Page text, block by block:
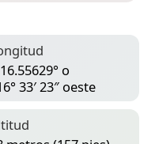
o
33′ 23″ oeste